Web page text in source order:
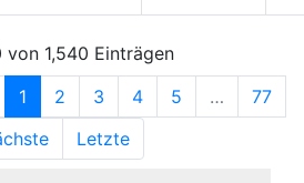
von 1,540 Einträgen
1 2 3 4 5 …
77
Letzte